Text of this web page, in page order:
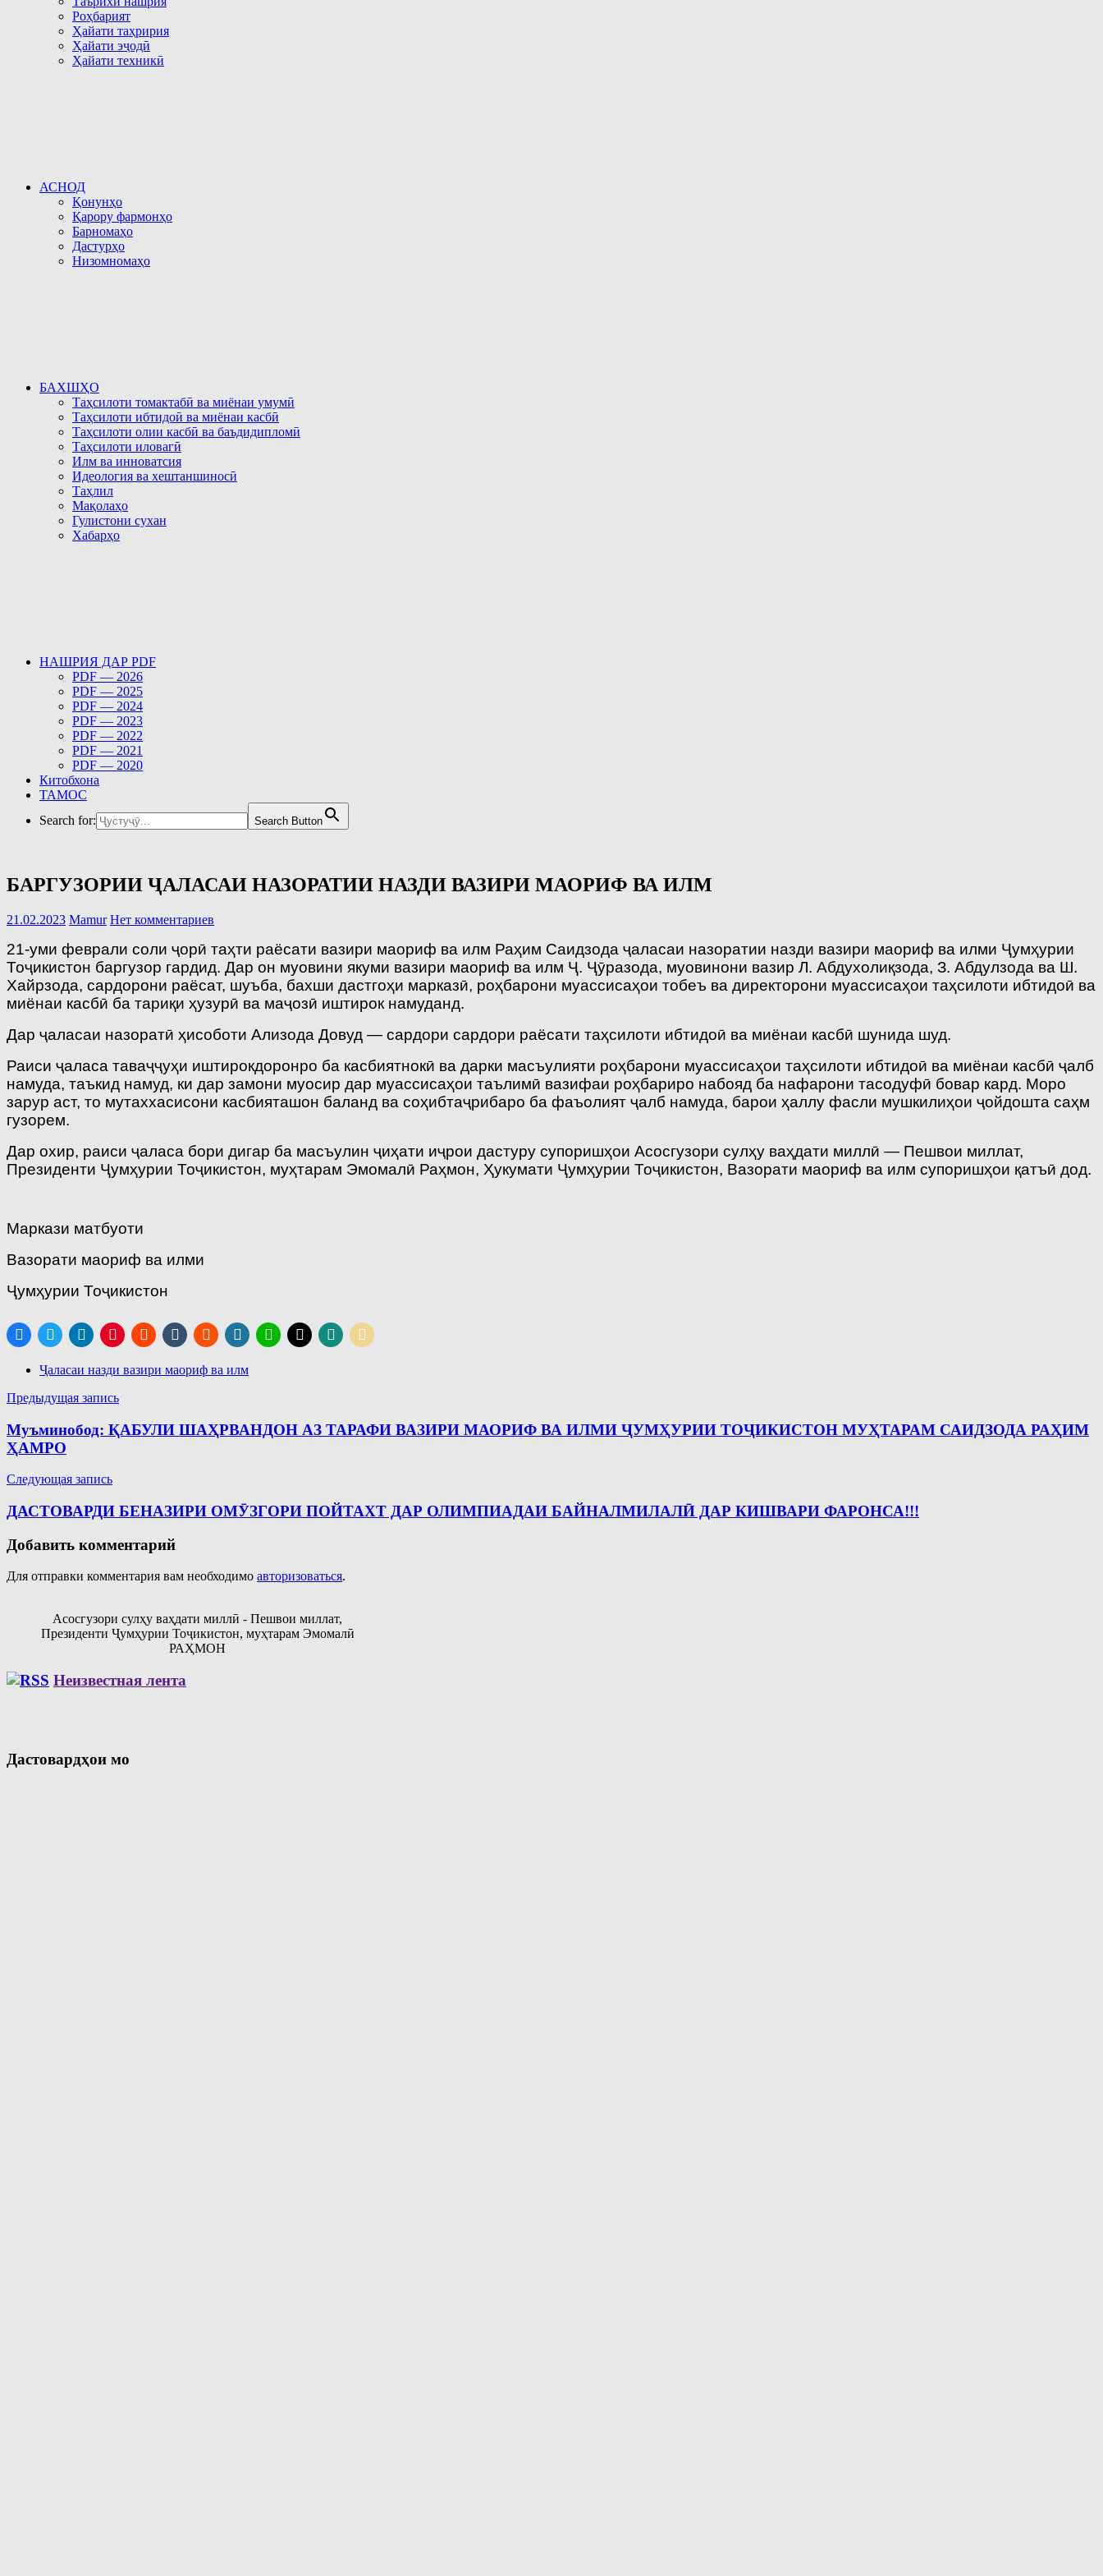
Роҳбарият
Ҳайати таҳририя
Ҳайати эҷодӣ
Ҳайати техникӣ
АСНОД
Қонунҳо
Қарору фармонҳо
Барномаҳо
Дастурҳо
Низомномаҳо
БАХШҲО
Таҳсилоти томактабӣ ва миёнаи умумӣ
Таҳсилоти ибтидоӣ ва миёнаи касбӣ
Таҳсилоти олии касбӣ ва баъдидипломӣ
Таҳсилоти иловагӣ
Илм ва инноватсия
Идеология ва хештаншиносӣ
Таҳлил
Мақолаҳо
Гулистони сухан
Хабарҳо
НАШРИЯ ДАР PDF
PDF — 2026
PDF — 2025
PDF — 2024
PDF — 2023
PDF — 2022
PDF — 2021
PDF — 2020
Китобхона
ТАМОС
Search for:
Search Button
БАРГУЗОРИИ ҶАЛАСАИ НАЗОРАТИИ НАЗДИ ВАЗИРИ МАОРИФ ВА ИЛМ
21.02.2023 Mamur Нет комментариев
21-уми феврали соли ҷорӣ таҳти раёсати вазири маориф ва илм Раҳим Саидзода ҷаласаи назоратии назди вазири маориф ва илми Ҷумҳурии
Тоҷикистон баргузор гардид. Дар он муовини якуми вазири маориф ва илм Ҷ. Ҷӯразода, муовинони вазир Л. Абдухолиқзода, З. Абдулзода ва Ш.
Хайрзода, сардорони раёсат, шуъба, бахши дастгоҳи марказӣ, роҳбарони муассисаҳои тобеъ ва директорони муассисаҳои таҳсилоти ибтидоӣ ва
миёнаи касбӣ ба тариқи ҳузурӣ ва маҷозӣ иштирок намуданд.
Дар ҷаласаи назоратӣ ҳисоботи Ализода Довуд — сардори сардори раёсати таҳсилоти ибтидоӣ ва миёнаи касбӣ шунида шуд.
Раиси ҷаласа таваҷҷуҳи иштирокдоронро ба касбиятнокӣ ва дарки масъулияти роҳбарони муассисаҳои таҳсилоти ибтидоӣ ва миёнаи касбӣ ҷалб
намуда, таъкид намуд, ки дар замони муосир дар муассисаҳои таълимӣ вазифаи роҳбариро набояд ба нафарони тасодуфӣ бовар кард. Моро
зарур аст, то мутаххасисони касбияташон баланд ва соҳибтаҷрибаро ба фаъолият ҷалб намуда, барои ҳаллу фасли мушкилиҳои ҷойдошта саҳм
гузорем.
Дар охир, раиси ҷаласа бори дигар ба масъулин ҷиҳати иҷрои дастуру супоришҳои Асосгузори сулҳу ваҳдати миллӣ — Пешвои миллат,
Президенти Ҷумҳурии Тоҷикистон, муҳтарам Эмомалӣ Раҳмон, Ҳукумати Ҷумҳурии Тоҷикистон, Вазорати маориф ва илм супоришҳои қатъӣ дод.
Маркази матбуоти
Вазорати маориф ва илми
Ҷумҳурии Тоҷикистон
Ҷаласаи назди вазири маориф ва илм
Навигация
по
записям
Предыдущая запись
Муъминобод: ҚАБУЛИ ШАҲРВАНДОН АЗ ТАРАФИ ВАЗИРИ МАОРИФ ВА ИЛМИ ҶУМҲУРИИ ТОҶИКИСТОН МУҲТАРАМ САИДЗОДА РАҲИМ
ҲАМРО
Следующая запись
ДАСТОВАРДИ БЕНАЗИРИ ОМӮЗГОРИ ПОЙТАХТ ДАР ОЛИМПИАДАИ БАЙНАЛМИЛАЛӢ ДАР КИШВАРИ ФАРОНСА!!!
Добавить комментарий
Для отправки комментария вам необходимо авторизоваться.
Асосгузори сулҳу ваҳдати миллӣ - Пешвои миллат,
Президенти Ҷумҳурии Тоҷикистон, муҳтарам Эмомалӣ
РАҲМОН
Неизвестная лента
Дастовардҳои мо